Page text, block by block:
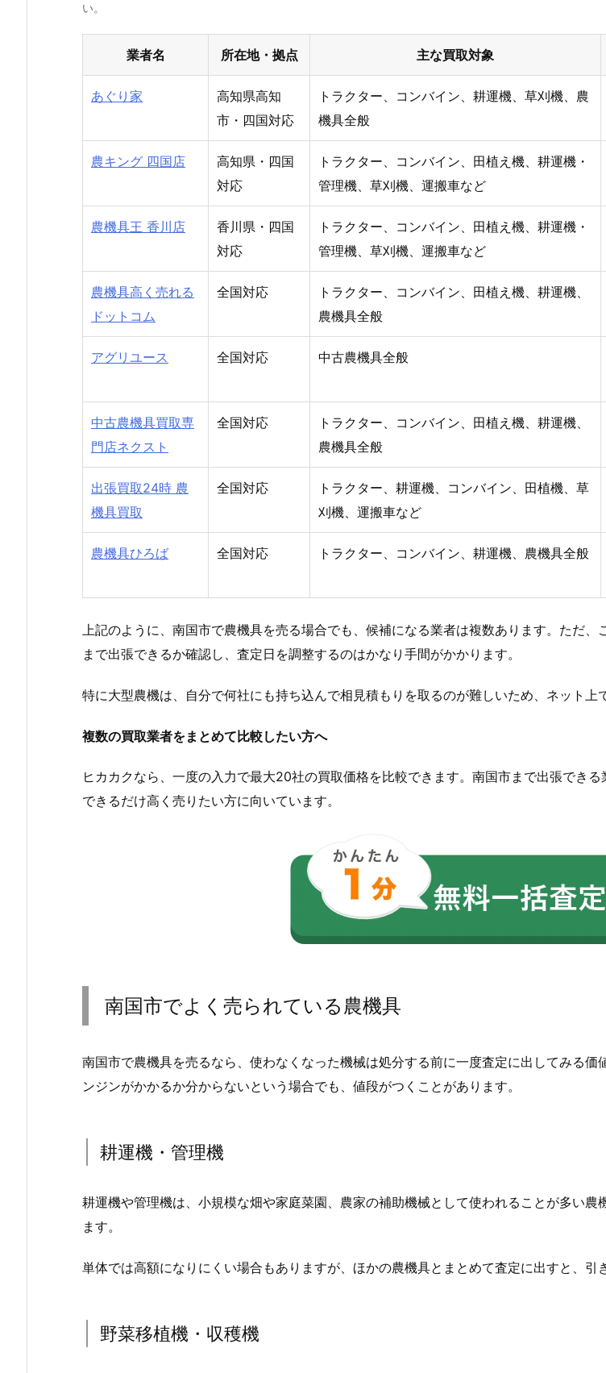
い。
業者名 所在地・拠点 主な買取対象
あぐり家
高知県高知
市・四国対応
トラクター、コンバイン、耕運機、草刈機、農
機具全般
農キング 四国店
高知県・四国
対応
トラクター、コンバイン、田植え機、耕運機・
管理機、草刈機、運搬車など
農機具王 香川店
香川県・四国
対応
トラクター、コンバイン、田植え機、耕運機・
管理機、草刈機、運搬車など
農機具高く売れる
ドットコム
全国対応
トラクター、コンバイン、田植え機、耕運機、
農機具全般
アグリユース 全国対応 中古農機具全般
中古農機具買取専
門店ネクスト
全国対応
トラクター、コンバイン、田植え機、耕運機、
農機具全般
出張買取24時 農
機具買取
全国対応
トラクター、耕運機、コンバイン、田植機、草
刈機、運搬車など
農機具ひろば 全国対応 トラクター、コンバイン、耕運機、農機具全般
上記のように、南国市で農機具を売る場合でも、候補になる業者は複数あります。ただ
まで出張できるか確認し、査定日を調整するのはかなり手間がかかります。
特に大型農機は、自分で何社にも持ち込んで相見積もりを取るのが難しいため、ネット上
複数の買取業者をまとめて比較したい方へ
ヒカカクなら、一度の入力で最大20社の買取価格を比較できます。南国市まで出張でき
できるだけ高く売りたい方に向いています。
南国市でよく売られている農機具
南国市で農機具を売るなら、使わなくなった機械は処分する前に一度査定に出してみる
ンジンがかかるか分からないという場合でも、値段がつくことがあります。
耕運機・管理機
耕運機や管理機は、小規模な畑や家庭菜園、農家の補助機械として使われることが多い
ます。
単体では高額になりにくい場合もありますが、ほかの農機具とまとめて査定に出すと、引
野菜移植機・収穫機